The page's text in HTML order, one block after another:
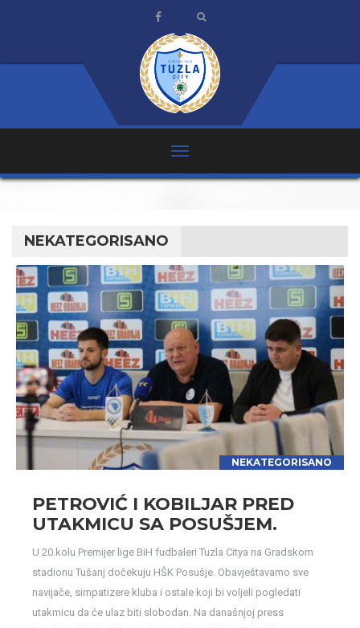
NEKATEGORISANO
NEKATEGORISANO
PETROVIĆ I KOBILJAR PRED
UTAKMICU SA POSUŠJEM.
U 20.kolu Premijer lige BiH fudbaleri Tuzla Citya na Gradskom
stadionu Tušanj dočekuju HŠK Posušje. Obavještavamo sve
navijače, simpatizere kluba i ostale koji bi voljeli pogledati
utakmicu da će ulaz biti slobodan. Na današnjoj press